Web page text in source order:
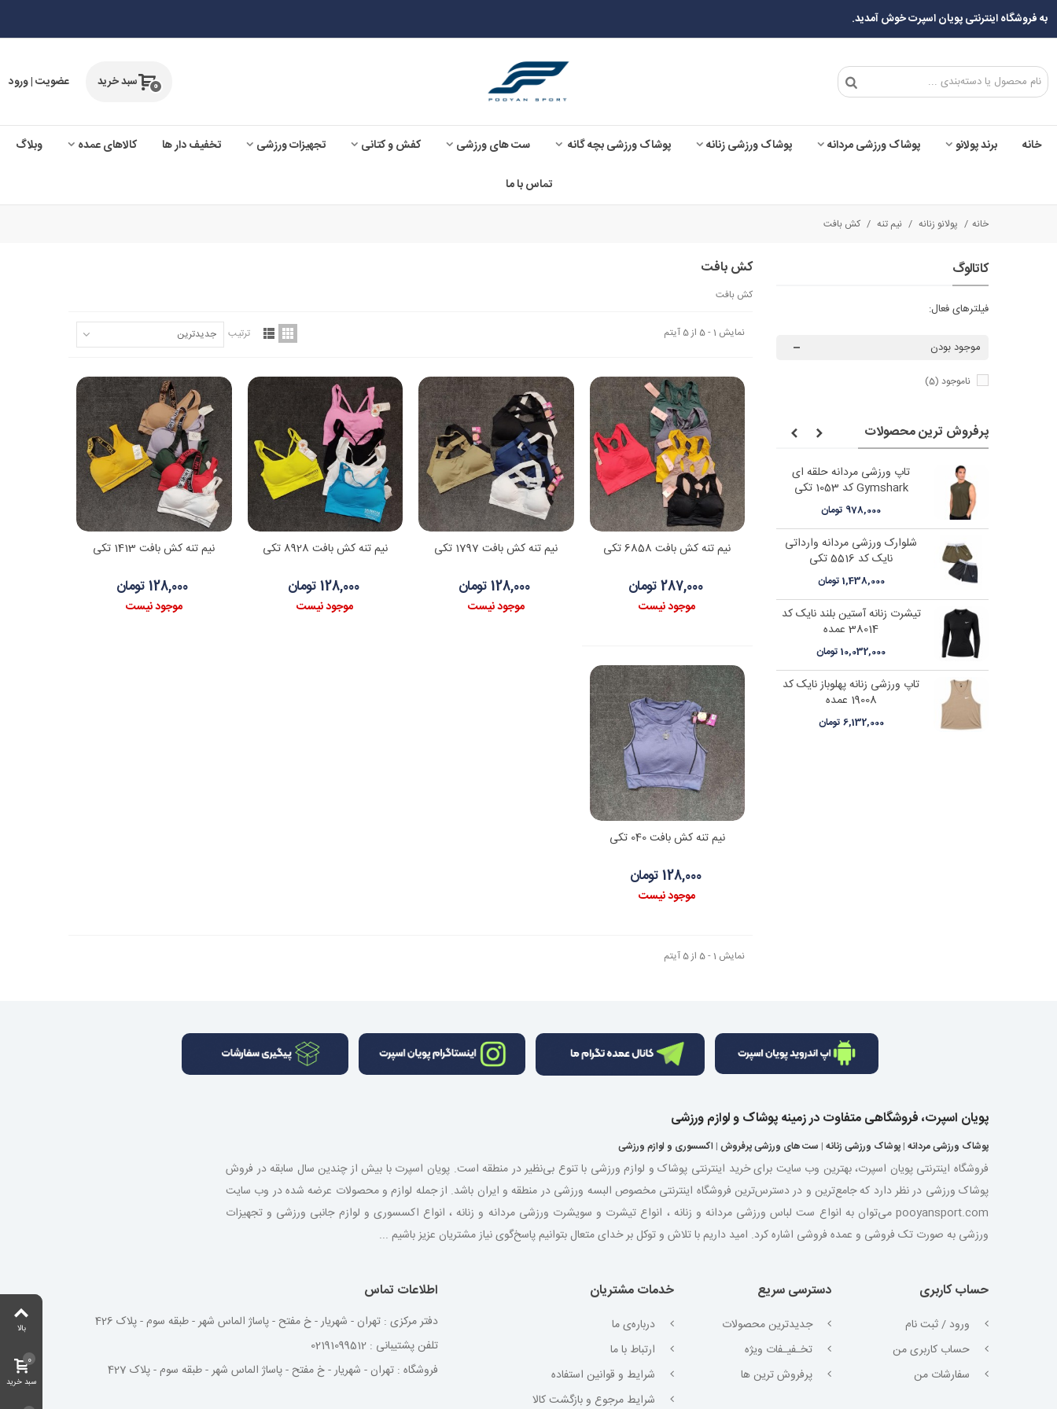
به فروشگاه اینترنتی پویان اسپرت خوش آمدید.
عضویت | ورود 0 سبد خرید
خانه برند پولانو پوشاک ورزشی مردانه پوشاک ورزشی زنانه پوشاک ورزشی بچه گانه ست های ورزشی کفش و کتانی تجهیزات ورزشی تخفیف دار ها کالاهای عمده وبلاگ
تماس با ما
خانه / پولانو زنانه / نیم تنه / کش بافت
کاتالوگ
فیلترهای فعال:
موجود بودن
ناموجود (5)
پرفروش ترین محصولات
تاپ ورزشی مردانه حلقه ای
Gymshark کد 1053 تکی
978,000 تومان
شلوارک ورزشی مردانه وارداتی
نایک کد 5516 تکی
1,438,000 تومان
تیشرت زنانه آستین بلند نایک کد
38014 عمده
10,032,000 تومان
تاپ ورزشی زنانه پهلوباز نایک کد
19008 عمده
6,132,000 تومان
کش بافت
كش بافت
ترتیب جدیدترین نمایش 1 - 5 از 5 آیتم
اطلاعات بیشتر
نیم تنه کش بافت 6858 تکی
287,000 تومان
موجود نیست
اطلاعات بیشتر
نیم تنه کش بافت 1797 تکی
128,000 تومان
موجود نیست
اطلاعات بیشتر
نیم تنه کش بافت 8928 تکی
128,000 تومان
موجود نیست
اطلاعات بیشتر
نیم تنه کش بافت 1413 تکی
128,000 تومان
موجود نیست
اطلاعات بیشتر
نیم تنه کش بافت 040 تکی
128,000 تومان
موجود نیست
نمایش 1 - 5 از 5 آیتم
پویان اسپرت، فروشگاهی متفاوت در زمینه پوشاک و لوازم ورزشی
پوشاک ورزشی مردانه | پوشاک ورزشی زنانه | ست های ورزشی پرفروش | اکسسوری و لوازم ورزشی
فروشگاه اینترنتی پویان اسپرت، بهترین وب سایت برای خرید اینترنتی پوشاک و لوازم ورزشی با تنوع بی‌نظیر در منطقه است. پویان اسپرت با بیش از چندین سال سابقه در فروش
پوشاک ورزشی در نظر دارد که جامع‌ترین و در دسترس‌ترین فروشگاه اینترنتی مخصوص البسه ورزشی در منطقه و ایران باشد. از جمله لوازم و محصولات عرضه شده در وب سایت
pooyansport.com می‌توان به انواع ست لباس ورزشی مردانه و زنانه ، انواع تیشرت و سویشرت ورزشی مردانه و زنانه ، انواع اکسسوری و لوازم جانبی ورزشی و تجهیزات
ورزشی به صورت تک فروشی و عمده فروشی اشاره کرد. امید داریم با تلاش و توکل بر خدای متعال بتوانیم پاسخ‌گوی نیاز مشتریان عزیز باشیم ...
حساب کاربری
ورود / ثبت نام
حساب کاربری من
سفارشات من
دسترسی سریع
جدیدترین محصولات
تخـفیـفات ویژه
پرفروش ترین ها
خدمات مشتریان
درباره‌ی ما
ارتباط با ما
شرایط و قوانین استفاده
شرایط مرجوع و بازگشت کالا
اطلاعات تماس
دفتر مرکزی : تهران - شهریار - خ مفتح - پاساژ الماس شهر - طبقه سوم - پلاک 426
تلفن پشتیبانی : 02191099512
فروشگاه : تهران - شهریار - خ مفتح - پاساژ الماس شهر - طبقه سوم - پلاک 427
بالا
سبد خرید
0